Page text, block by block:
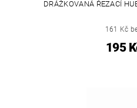
DRÁŽKOVANÁ ŘEZACÍ
161 Kč
195